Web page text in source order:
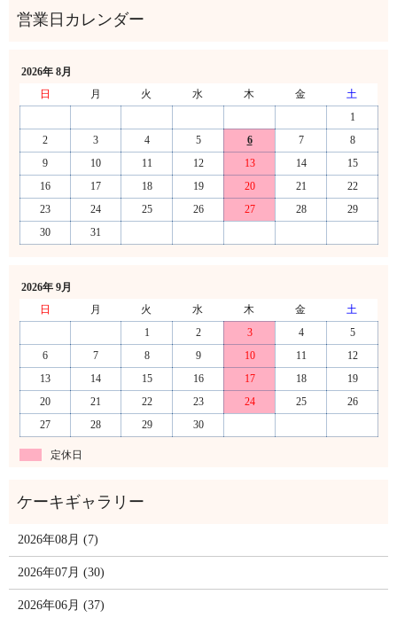
2026年 8月
日
月 火 水 木 金
土
1
2
3 4 5 6 7
8
9
10 11 12 13 14
15
16
17 18 19 20 21
22
23
24 25 26 27 28
29
30
31
2026年 9月
日
月 火 水 木 金
土
1
2 3 4
5
6
7 8 9 10 11
12
13
14 15 16 17 18
19
20
21 22 23 24 25
26
27
28 29 30
定休日
2026年08月 (7)
2026年07月 (30)
2026年06月 (37)